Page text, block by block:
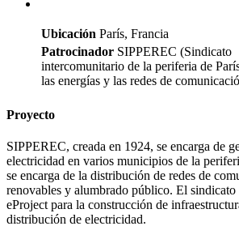
Ubicación París, Francia
Patrocinador SIPPEREC (Sindicato
intercomunitario de la periferia de
las energías y las redes de
Proyecto
SIPPEREC, creada en 1924, se encarga de
electricidad en varios municipios de la
se encarga de la distribución de redes de
renovables y alumbrado público. El
eProject para la construcción de
distribución de electricidad.